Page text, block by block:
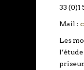
33 (0)1
Mail :
Les